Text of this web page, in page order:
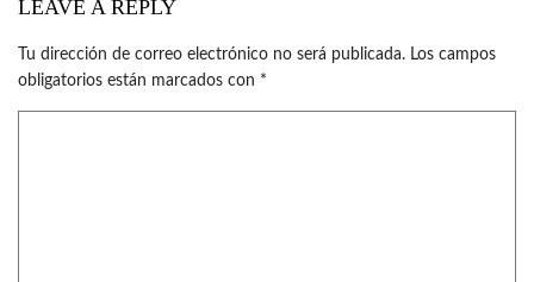
LEAVE A REPLY
Tu dirección de correo electrónico no será publicada. Los campos
obligatorios están marcados con *